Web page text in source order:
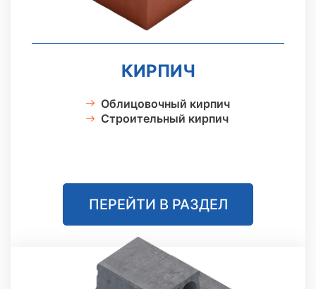
КИРПИЧ
Облицовочный кирпич
Строительный кирпич
ПЕРЕЙТИ В РАЗДЕЛ